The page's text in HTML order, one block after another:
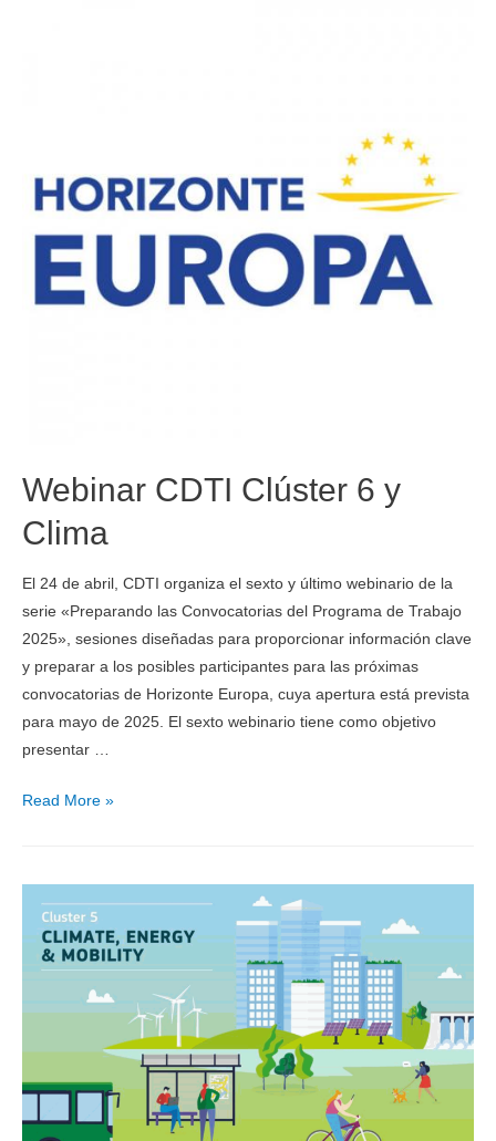
Webinar CDTI Clúster 6 y
Clima
El 24 de abril, CDTI organiza el sexto y último webinario de la
serie «Preparando las Convocatorias del Programa de Trabajo
2025», sesiones diseñadas para proporcionar información clave
y preparar a los posibles participantes para las próximas
convocatorias de Horizonte Europa, cuya apertura está prevista
para mayo de 2025. El sexto webinario tiene como objetivo
presentar …
Read More »